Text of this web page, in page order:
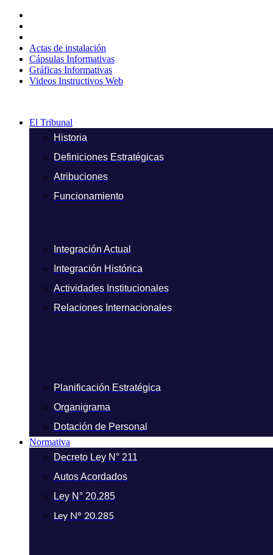
contenido
Actas de instalación
Cápsulas Informativas
Gráficas Informativas
Videos Instructivos Web
El Tribunal
Historia
Definiciones Estratégicas
Atribuciones
Funcionamiento
Integración Actual
Integración Histórica
Actividades Institucionales
Relaciones Internacionales
Planificación Estratégica
Organigrama
Dotación de Personal
Normativa
Decreto Ley N° 211
Autos Acordados
Ley N° 20.285
Ley N° 20.285